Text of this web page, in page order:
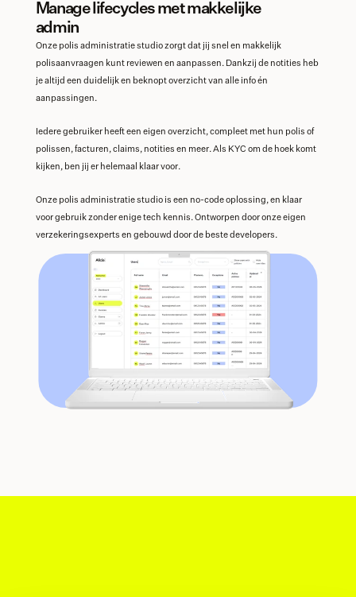
Manage lifecycles met makkelijke
admin
Onze polis administratie studio zorgt dat jij snel en makkelijk
polisaanvraagen kunt reviewen en aanpassen. Dankzij de notities heb
je altijd een duidelijk en beknopt overzicht van alle info én
aanpassingen.
Iedere gebruiker heeft een eigen overzicht, compleet met hun polis of
polissen, facturen, claims, notities en meer. Als KYC om de hoek komt
kijken, ben jij er helemaal klaar voor.
Onze polis administratie studio is een no-code oplossing, en klaar
voor gebruik zonder enige tech kennis. Ontworpen door onze eigen
verzekeringsexperts en gebouwd door de beste developers.